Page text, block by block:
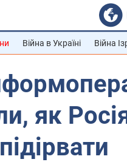
Війна в Україні Війна
як